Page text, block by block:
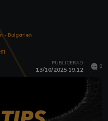
- Bulgarien
PUBLICERAD
13/10/2025 19:12 0